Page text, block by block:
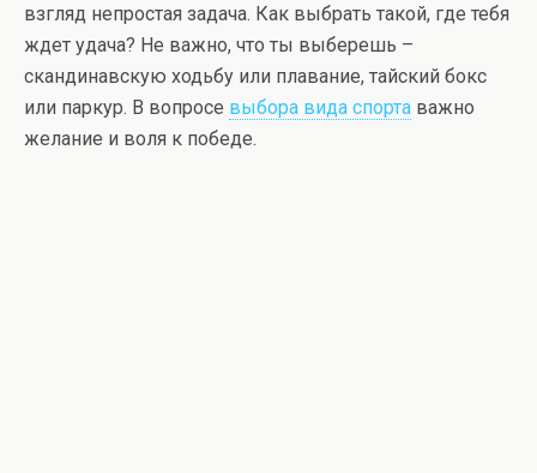
взгляд непростая задача. Как выбрать такой, где тебя
ждет удача? Не важно, что ты выберешь –
скандинавскую ходьбу или плавание, тайский бокс
или паркур. В вопросе выбора вида спорта важно
желание и воля к победе.